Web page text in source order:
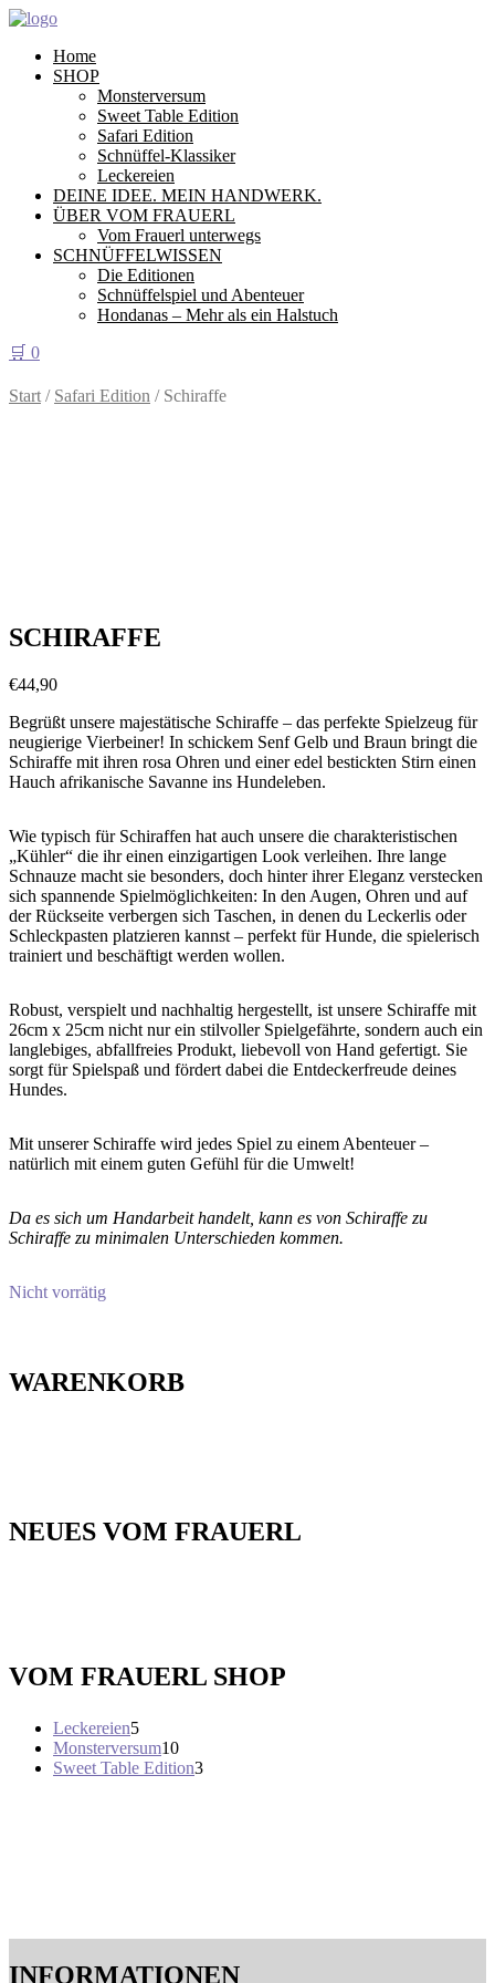
Home
SHOP
Monsterversum
Sweet Table Edition
Safari Edition
Schnüffel-Klassiker
Leckereien
DEINE IDEE. MEIN HANDWERK.
ÜBER VOM FRAUERL
Vom Frauerl unterwegs
SCHNÜFFELWISSEN
Die Editionen
Schnüffelspiel und Abenteuer
Hondanas – Mehr als ein Halstuch
🛒 0
Start / Safari Edition / Schiraffe
SCHIRAFFE
€44,90
Begrüßt unsere majestätische Schiraffe – das perfekte Spielzeug für
neugierige Vierbeiner! In schickem Senf Gelb und Braun bringt die
Schiraffe mit ihren rosa Ohren und einer edel bestickten Stirn einen
Hauch afrikanische Savanne ins Hundeleben.
Wie typisch für Schiraffen hat auch unsere die charakteristischen
„Kühler“ die ihr einen einzigartigen Look verleihen. Ihre lange
Schnauze macht sie besonders, doch hinter ihrer Eleganz verstecken
sich spannende Spielmöglichkeiten: In den Augen, Ohren und auf
der Rückseite verbergen sich Taschen, in denen du Leckerlis oder
Schleckpasten platzieren kannst – perfekt für Hunde, die spielerisch
trainiert und beschäftigt werden wollen.
Robust, verspielt und nachhaltig hergestellt, ist unsere Schiraffe mit
26cm x 25cm nicht nur ein stilvoller Spielgefährte, sondern auch ein
langlebiges, abfallfreies Produkt, liebevoll von Hand gefertigt. Sie
sorgt für Spielspaß und fördert dabei die Entdeckerfreude deines
Hundes.
Mit unserer Schiraffe wird jedes Spiel zu einem Abenteuer –
natürlich mit einem guten Gefühl für die Umwelt!
Da es sich um Handarbeit handelt, kann es von Schiraffe zu
Schiraffe zu minimalen Unterschieden kommen.
Nicht vorrätig
WARENKORB
NEUES VOM FRAUERL
VOM FRAUERL SHOP
Leckereien55
Produkte
Monsterversum1010
Produkte
Sweet Table Edition33
INFORMATIONEN